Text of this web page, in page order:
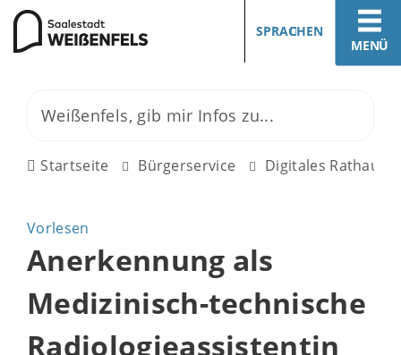
MENÜ
SPRACHEN
Startseite Bürgerservice Digitales Rathaus
Vorlesen
Anerkennung als
Medizinisch-technische
Radiologieassistentin